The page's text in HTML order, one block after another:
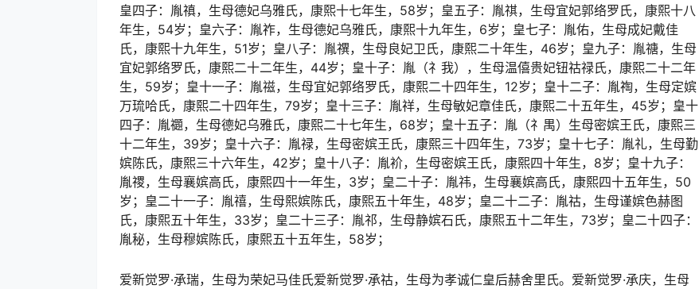
皇四子：胤禛，生母德妃乌雅氏，康熙十七年生，58岁；皇五子：胤祺，生母宜妃郭络罗氏，康熙十八
年生，54岁；皇六子：胤祚，生母德妃乌雅氏，康熙十九年生，6岁；皇七子：胤佑，生母成妃戴佳
氏，康熙十九年生，51岁；皇八子：胤禩，生母良妃卫氏，康熙二十年生，46岁；皇九子：胤禟，生母
宜妃郭络罗氏，康熙二十二年生，44岁；皇十子：胤（礻我），生母温僖贵妃钮祜禄氏，康熙二十二年
生，59岁；皇十一子：胤禌，生母宜妃郭络罗氏，康熙二十四年生，12岁；皇十二子：胤祹，生母定嫔
万琉哈氏，康熙二十四年生，79岁；皇十三子：胤祥，生母敏妃章佳氏，康熙二十五年生，45岁；皇十
四子：胤禵，生母德妃乌雅氏，康熙二十七年生，68岁；皇十五子：胤（礻禺）生母密嫔王氏，康熙三
十二年生，39岁；皇十六子：胤禄，生母密嫔王氏，康熙三十四年生，73岁；皇十七子：胤礼，生母勤
嫔陈氏，康熙三十六年生，42岁；皇十八子：胤衸，生母密嫔王氏，康熙四十年生，8岁；皇十九子：
胤禝，生母襄嫔高氏，康熙四十一年生，3岁；皇二十子：胤祎，生母襄嫔高氏，康熙四十五年生，50
岁；皇二十一子：胤禧，生母熙嫔陈氏，康熙五十年生，48岁；皇二十二子：胤祜，生母谨嫔色赫图
氏，康熙五十年生，33岁；皇二十三子：胤祁，生母静嫔石氏，康熙五十二年生，73岁；皇二十四子：
胤秘，生母穆嫔陈氏，康熙五十五年生，58岁；
爱新觉罗·承瑞，生母为荣妃马佳氏爱新觉罗·承祜，生母为孝诚仁皇后赫舍里氏。爱新觉罗·承庆，生母